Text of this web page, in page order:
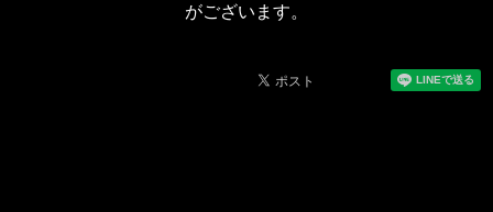
がございます。